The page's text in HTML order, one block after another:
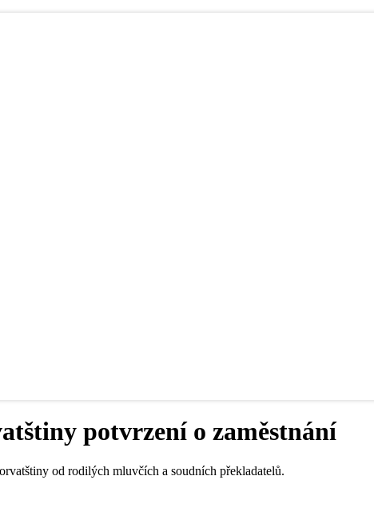
potvrzení o zaměstnání
od rodilých mluvčích a soudních překladatelů.